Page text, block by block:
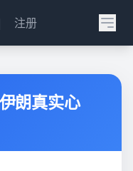
注册
朗真实心